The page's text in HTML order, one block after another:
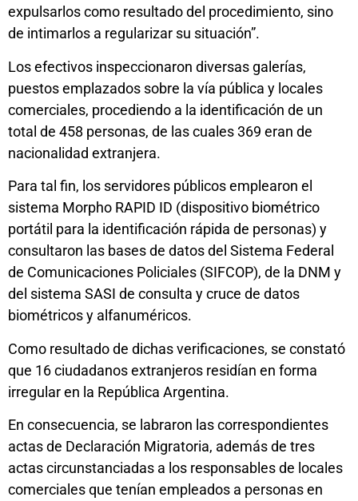
expulsarlos como resultado del procedimiento, sino
de intimarlos a regularizar su situación”.
Los efectivos inspeccionaron diversas galerías,
puestos emplazados sobre la vía pública y locales
comerciales, procediendo a la identificación de un
total de 458 personas, de las cuales 369 eran de
nacionalidad extranjera.
Para tal fin, los servidores públicos emplearon el
sistema Morpho RAPID ID (dispositivo biométrico
portátil para la identificación rápida de personas) y
consultaron las bases de datos del Sistema Federal
de Comunicaciones Policiales (SIFCOP), de la DNM y
del sistema SASI de consulta y cruce de datos
biométricos y alfanuméricos.
Como resultado de dichas verificaciones, se constató
que 16 ciudadanos extranjeros residían en forma
irregular en la República Argentina.
En consecuencia, se labraron las correspondientes
actas de Declaración Migratoria, además de tres
actas circunstanciadas a los responsables de locales
comerciales que tenían empleados a personas en